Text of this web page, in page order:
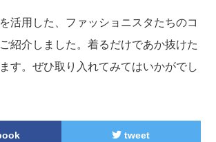
活用した、ファッショニスタたちのコ
紹介しました。着るだけであか抜けた
す。ぜひ取り入れてみてはいかがでし
tweet